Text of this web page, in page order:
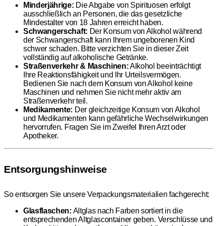
Minderjährige: Die Abgabe von Spirituosen erfolgt
ausschließlich an Personen, die das gesetzliche
Mindestalter von 18 Jahren erreicht haben.
Schwangerschaft: Der Konsum von Alkohol während
der Schwangerschaft kann Ihrem ungeborenen Kind
schwer schaden. Bitte verzichten Sie in dieser Zeit
vollständig auf alkoholische Getränke.
Straßenverkehr & Maschinen:Alkohol beeinträchtigt
Ihre Reaktionsfähigkeit und Ihr Urteilsvermögen.
Bedienen Sie nach dem Konsum von Alkohol keine
Maschinen und nehmen Sie nicht mehr aktiv am
Straßenverkehr teil.
Medikamente: Der gleichzeitige Konsum von Alkohol
und Medikamenten kann gefährliche Wechselwirkungen
hervorrufen. Fragen Sie im Zweifel Ihren Arzt oder
Apotheker.
Entsorgungshinweise
So entsorgen Sie unsere Verpackungsmaterialien fachgerecht:
Glasflaschen: Altglas nach Farben sortiert in die
entsprechenden Altglascontainer geben. Verschlüsse und